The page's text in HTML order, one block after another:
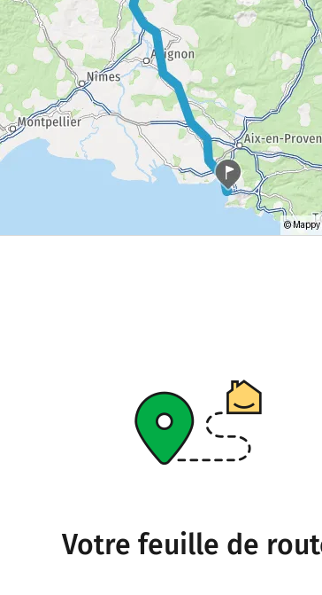
Votre feuille de